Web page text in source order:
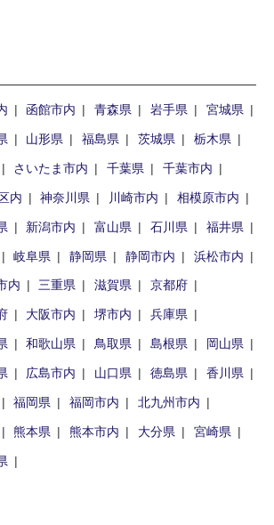
函館市内 青森県 岩手県
宮城県
山形県 福島県 茨城県
栃木県
さいたま市内 千葉県
千葉市内
内 神奈川県 川崎市内
相模原市内
新潟市内 富山県 石川県
福井県
岐阜県 静岡県 静岡市内
浜松市内
内 三重県 滋賀県
京都府
大阪市内 堺市内
兵庫県
和歌山県 鳥取県 島根県
岡山県
広島市内 山口県 徳島県
香川県
福岡県 福岡市内
北九州市内
熊本県 熊本市内 大分県
宮崎県